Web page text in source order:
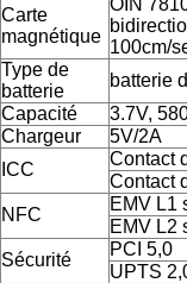
Carte
magnétique
OIN
100cm/
Type de
batterie
batterie
Capacité
3.7V,
Chargeur
5V/2A
ICC
Contact
Contact
NFC
EMV L1
EMV L2
Sécurité
PCI 5,0
UPTS